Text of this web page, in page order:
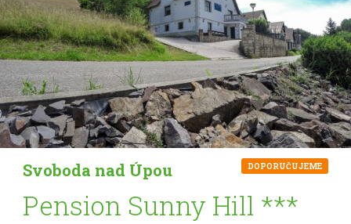
Svoboda nad Úpou DOPORUČUJEME
Pension Sunny Hill ***